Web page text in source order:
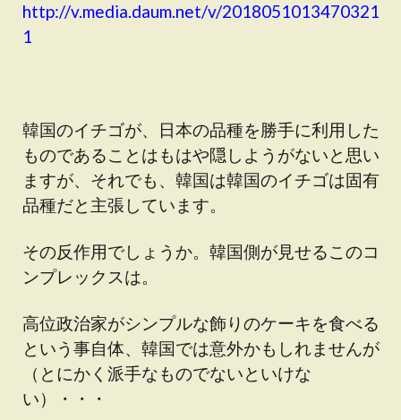
http://v.media.daum.net/v/2018051013470321
1
韓国のイチゴが、日本の品種を勝手に利用した
ものであることはもはや隠しようがないと思い
ますが、それでも、韓国は韓国のイチゴは固有
品種だと主張しています。
その反作用でしょうか。韓国側が見せるこのコ
ンプレックスは。
高位政治家がシンプルな飾りのケーキを食べる
という事自体、韓国では意外かもしれませんが
（とにかく派手なものでないといけな
い）・・・